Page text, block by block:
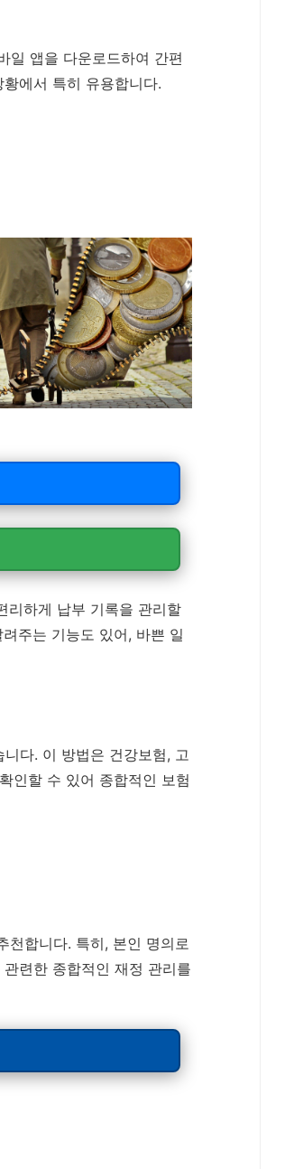
일 앱을 다운로드하여 간편
에서 특히 유용합니다.
리하게 납부 기록을 관리할
주는 기능도 있어, 바쁜 일
다. 이 방법은 건강보험, 고
인할 수 있어 종합적인 보험
천합니다. 특히, 본인 명의로
련한 종합적인 재정 관리를